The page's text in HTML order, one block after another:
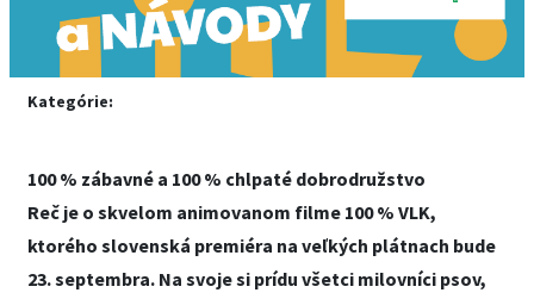
Kategórie:
100 % zábavné a 100 % chlpaté dobrodružstvo
Reč je o skvelom animovanom filme 100 % VLK,
ktorého slovenská premiéra na veľkých plátnach bude
23. septembra. Na svoje si prídu všetci milovníci psov,